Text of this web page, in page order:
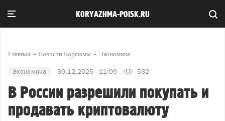
KORYAZHMA-POISK.RU
Главная Новости Коряжмы Экономика
Экономика 30.12.2025 - 11:09 532
В России разрешили покупать и
продавать криптовалюту